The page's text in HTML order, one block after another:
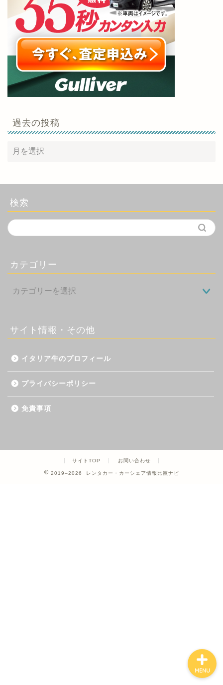
過去の投稿
検索
カテゴリー
サイト情報・その他
イタリア牛のプロフィール
プライバシーポリシー
免責事項
サイトTOP お問い合わせ
2019–2026 レンタカー・カーシェア情報比較ナビ
MENU